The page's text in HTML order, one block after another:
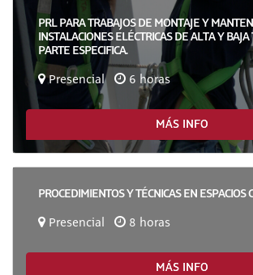
PRL PARA TRABAJOS DE MONTAJE Y
INSTALACIONES ELÉCTRICAS DE ALTA Y BAJA
PARTE ESPECIFICA.
Presencial 6 horas
MÁS INFO
PROCEDIMIENTOS Y TÉCNICAS EN ESPACIOS
Presencial 8 horas
MÁS INFO